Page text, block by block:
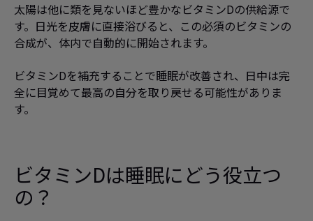
太陽は他に類を見ないほど豊かなビタミンDの供給源で
す。日光を皮膚に直接浴びると、この必須のビタミンの
合成が、体内で自動的に開始されます。
ビタミンDを補充することで睡眠が改善され、日中は完
全に目覚めて最高の自分を取り戻せる可能性がありま
す。
ビタミンDは睡眠にどう役立つ
の？